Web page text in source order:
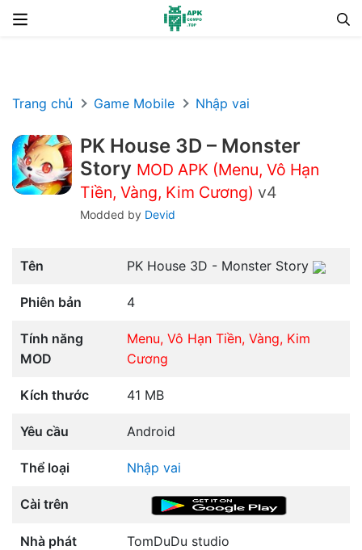
Chuyển đến nội dung
Trang chủ Game Mobile Nhập vai
PK House 3D – Monster
Story MOD APK (Menu, Vô Hạn
Tiền, Vàng, Kim Cương) v4
Modded by Devid
Tên PK House 3D - Monster Story
Phiên bản 4
Tính năng
MOD
Menu, Vô Hạn Tiền, Vàng, Kim
Cương
Kích thước 41 MB
Yêu cầu Android
Thể loại Nhập vai
Cài trên
Nhà phát
TomDuDu studio